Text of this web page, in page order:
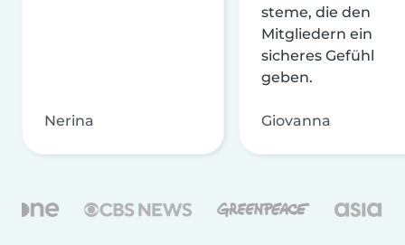
Nerina
steme, die den
Mitgliedern ein
sicheres Gefühl
geben.
Giovanna